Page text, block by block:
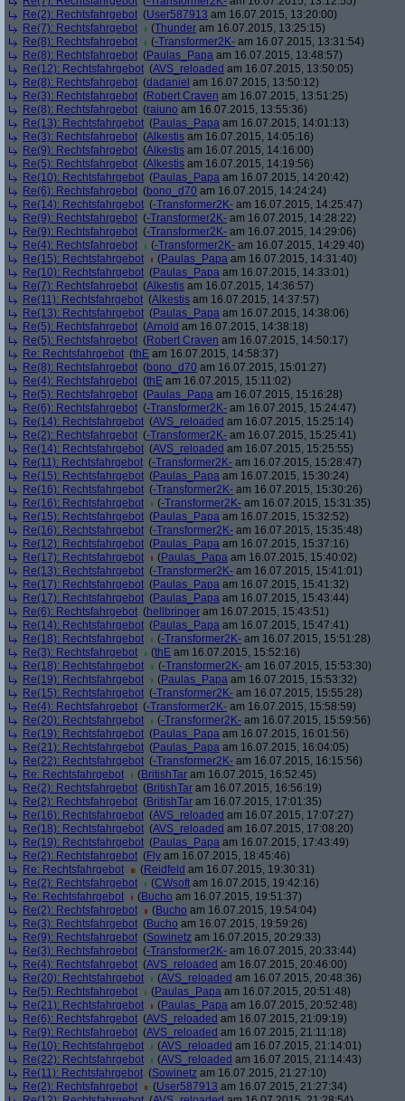
Re(2): Rechtsfahrgebot (User587913 am 16.07.2015, 13:20:00)
Re(7): Rechtsfahrgebot
(Thunder am 16.07.2015, 13:25:15)
Re(8): Rechtsfahrgebot
(-Transformer2K- am 16.07.2015, 13:31:54)
Re(8): Rechtsfahrgebot (Paulas_Papa am 16.07.2015, 13:48:57)
Re(12): Rechtsfahrgebot (AVS_reloaded am 16.07.2015, 13:50:05)
Re(8): Rechtsfahrgebot (dadaniel am 16.07.2015, 13:50:12)
Re(3): Rechtsfahrgebot (Robert Craven am 16.07.2015, 13:51:25)
Re(8): Rechtsfahrgebot (raiuno am 16.07.2015, 13:55:36)
Re(13): Rechtsfahrgebot (Paulas_Papa am 16.07.2015, 14:01:13)
Re(3): Rechtsfahrgebot (Alkestis am 16.07.2015, 14:05:16)
Re(9): Rechtsfahrgebot (Alkestis am 16.07.2015, 14:16:00)
Re(5): Rechtsfahrgebot (Alkestis am 16.07.2015, 14:19:56)
Re(10): Rechtsfahrgebot (Paulas_Papa am 16.07.2015, 14:20:42)
Re(6): Rechtsfahrgebot (bono_d70 am 16.07.2015, 14:24:24)
Re(14): Rechtsfahrgebot (-Transformer2K- am 16.07.2015, 14:25:47)
Re(9): Rechtsfahrgebot (-Transformer2K- am 16.07.2015, 14:28:22)
Re(9): Rechtsfahrgebot (-Transformer2K- am 16.07.2015, 14:29:06)
Re(4): Rechtsfahrgebot
(-Transformer2K- am 16.07.2015, 14:29:40)
Re(15): Rechtsfahrgebot
(Paulas_Papa am 16.07.2015, 14:31:40)
Re(10): Rechtsfahrgebot (Paulas_Papa am 16.07.2015, 14:33:01)
Re(7): Rechtsfahrgebot (Alkestis am 16.07.2015, 14:36:57)
Re(11): Rechtsfahrgebot (Alkestis am 16.07.2015, 14:37:57)
Re(13): Rechtsfahrgebot (Paulas_Papa am 16.07.2015, 14:38:06)
Re(5): Rechtsfahrgebot (Arnold am 16.07.2015, 14:38:18)
Re(5): Rechtsfahrgebot (Robert Craven am 16.07.2015, 14:50:17)
Re: Rechtsfahrgebot (thE am 16.07.2015, 14:58:37)
Re(8): Rechtsfahrgebot (bono_d70 am 16.07.2015, 15:01:27)
Re(4): Rechtsfahrgebot (thE am 16.07.2015, 15:11:02)
Re(5): Rechtsfahrgebot (Paulas_Papa am 16.07.2015, 15:16:28)
Re(6): Rechtsfahrgebot (-Transformer2K- am 16.07.2015, 15:24:47)
Re(14): Rechtsfahrgebot (AVS_reloaded am 16.07.2015, 15:25:14)
Re(2): Rechtsfahrgebot (-Transformer2K- am 16.07.2015, 15:25:41)
Re(14): Rechtsfahrgebot (AVS_reloaded am 16.07.2015, 15:25:55)
Re(11): Rechtsfahrgebot (-Transformer2K- am 16.07.2015, 15:28:47)
Re(15): Rechtsfahrgebot (Paulas_Papa am 16.07.2015, 15:30:24)
Re(16): Rechtsfahrgebot (-Transformer2K- am 16.07.2015, 15:30:26)
Re(16): Rechtsfahrgebot
(-Transformer2K- am 16.07.2015, 15:31:35)
Re(15): Rechtsfahrgebot (Paulas_Papa am 16.07.2015, 15:32:52)
Re(16): Rechtsfahrgebot (-Transformer2K- am 16.07.2015, 15:35:48)
Re(12): Rechtsfahrgebot (Paulas_Papa am 16.07.2015, 15:37:16)
Re(17): Rechtsfahrgebot
(Paulas_Papa am 16.07.2015, 15:40:02)
Re(13): Rechtsfahrgebot (-Transformer2K- am 16.07.2015, 15:41:01)
Re(17): Rechtsfahrgebot (Paulas_Papa am 16.07.2015, 15:41:32)
Re(17): Rechtsfahrgebot (Paulas_Papa am 16.07.2015, 15:43:44)
Re(6): Rechtsfahrgebot (hellbringer am 16.07.2015, 15:43:51)
Re(14): Rechtsfahrgebot (Paulas_Papa am 16.07.2015, 15:47:41)
Re(18): Rechtsfahrgebot
(-Transformer2K- am 16.07.2015, 15:51:28)
Re(3): Rechtsfahrgebot
(thE am 16.07.2015, 15:52:16)
Re(18): Rechtsfahrgebot
(-Transformer2K- am 16.07.2015, 15:53:30)
Re(19): Rechtsfahrgebot
(Paulas_Papa am 16.07.2015, 15:53:32)
Re(15): Rechtsfahrgebot (-Transformer2K- am 16.07.2015, 15:55:28)
Re(4): Rechtsfahrgebot (-Transformer2K- am 16.07.2015, 15:58:59)
Re(20): Rechtsfahrgebot
(-Transformer2K- am 16.07.2015, 15:59:56)
Re(19): Rechtsfahrgebot (Paulas_Papa am 16.07.2015, 16:01:56)
Re(21): Rechtsfahrgebot (Paulas_Papa am 16.07.2015, 16:04:05)
Re(22): Rechtsfahrgebot (-Transformer2K- am 16.07.2015, 16:15:56)
Re: Rechtsfahrgebot
(BritishTar am 16.07.2015, 16:52:45)
Re(2): Rechtsfahrgebot (BritishTar am 16.07.2015, 16:56:19)
Re(2): Rechtsfahrgebot (BritishTar am 16.07.2015, 17:01:35)
Re(16): Rechtsfahrgebot (AVS_reloaded am 16.07.2015, 17:07:27)
Re(18): Rechtsfahrgebot (AVS_reloaded am 16.07.2015, 17:08:20)
Re(19): Rechtsfahrgebot (Paulas_Papa am 16.07.2015, 17:43:49)
Re(2): Rechtsfahrgebot (Fly am 16.07.2015, 18:45:46)
Re: Rechtsfahrgebot
(Reidfeld am 16.07.2015, 19:30:31)
Re(2): Rechtsfahrgebot
(CWsoft am 16.07.2015, 19:42:16)
Re: Rechtsfahrgebot
(Bucho am 16.07.2015, 19:51:37)
Re(2): Rechtsfahrgebot
(Bucho am 16.07.2015, 19:54:04)
Re(3): Rechtsfahrgebot (Bucho am 16.07.2015, 19:59:26)
Re(9): Rechtsfahrgebot (Sowinetz am 16.07.2015, 20:29:33)
Re(3): Rechtsfahrgebot (-Transformer2K- am 16.07.2015, 20:33:44)
Re(4): Rechtsfahrgebot (AVS_reloaded am 16.07.2015, 20:46:00)
Re(20): Rechtsfahrgebot
(AVS_reloaded am 16.07.2015, 20:48:36)
Re(5): Rechtsfahrgebot
(Paulas_Papa am 16.07.2015, 20:51:48)
Re(21): Rechtsfahrgebot
(Paulas_Papa am 16.07.2015, 20:52:48)
Re(6): Rechtsfahrgebot (AVS_reloaded am 16.07.2015, 21:09:19)
Re(9): Rechtsfahrgebot (AVS_reloaded am 16.07.2015, 21:11:18)
Re(10): Rechtsfahrgebot
(AVS_reloaded am 16.07.2015, 21:14:01)
Re(22): Rechtsfahrgebot
(AVS_reloaded am 16.07.2015, 21:14:43)
Re(11): Rechtsfahrgebot (Sowinetz am 16.07.2015, 21:27:10)
Re(2): Rechtsfahrgebot
(User587913 am 16.07.2015, 21:27:34)